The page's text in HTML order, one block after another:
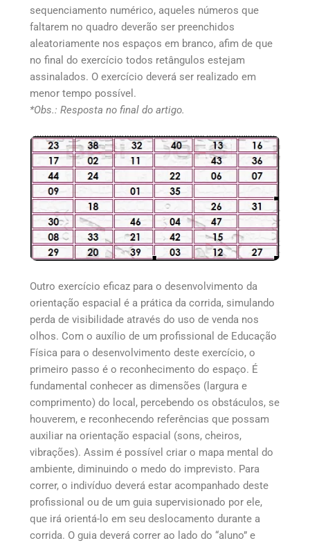
sequenciamento numérico, aqueles números que
faltarem no quadro deverão ser preenchidos
aleatoriamente nos espaços em branco, afim de que
no final do exercício todos retângulos estejam
assinalados. O exercício deverá ser realizado em
menor tempo possível.
*Obs.: Resposta no final do artigo.
Outro exercício eficaz para o desenvolvimento da
orientação espacial é a prática da corrida, simulando
perda de visibilidade através do uso de venda nos
olhos. Com o auxílio de um profissional de Educação
Física para o desenvolvimento deste exercício, o
primeiro passo é o reconhecimento do espaço. É
fundamental conhecer as dimensões (largura e
comprimento) do local, percebendo os obstáculos, se
houverem, e reconhecendo referências que possam
auxiliar na orientação espacial (sons, cheiros,
vibrações). Assim é possível criar o mapa mental do
ambiente, diminuindo o medo do imprevisto. Para
correr, o indivíduo deverá estar acompanhado deste
profissional ou de um guia supervisionado por ele,
que irá orientá-lo em seu deslocamento durante a
corrida. O guia deverá correr ao lado do “aluno” e